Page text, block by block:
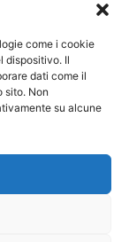
come i cookie
dispositivo. Il
dati come il
sito. Non
su alcune
Biologi:
Vincenzo